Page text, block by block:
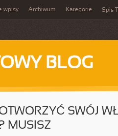
wpisy Archiwum Kategorie Spis
BLOG
SWÓJ
MUSISZ